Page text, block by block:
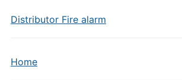
Distributor Fire alarm
Home